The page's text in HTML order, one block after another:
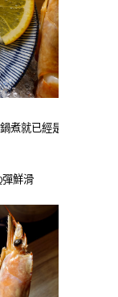
煮就已經是
彈鮮滑